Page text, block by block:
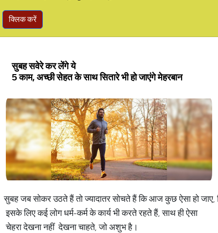
क्लिक करें
सुबह सवेरे कर लेंगे ये
5 काम, अच्छी सेहत के साथ सितारे भी हो जाएंगे मेहरबान
सुबह जब सोकर उठते हैं तो ज्यादातर सोचते हैं कि आज कुछ ऐसा हो जाए,
इसके लिए कई लोग धर्म-कर्म के कार्य भी करते रहते हैं, साथ ही ऐसा
चेहरा देखना नहीं देखना चाहते, जो अशुभ है।